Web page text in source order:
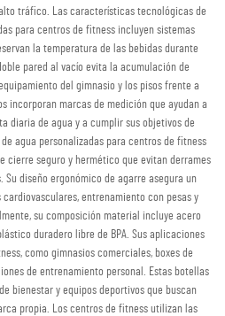
tráfico. Las características tecnológicas de
para centros de fitness incluyen sistemas
la temperatura de las bebidas durante
pared al vacío evita la acumulación de
del gimnasio y los pisos frente a
incorporan marcas de medición que ayudan a
diaria de agua y a cumplir sus objetivos de
agua personalizadas para centros de fitness
cierre seguro y hermético que evitan derrames
diseño ergonómico de agarre asegura un
entrenamiento con pesas y
su composición material incluye acero
duradero libre de BPA. Sus aplicaciones
como gimnasios comerciales, boxes de
de entrenamiento personal. Estas botellas
bienestar y equipos deportivos que buscan
propia. Los centros de fitness utilizan las